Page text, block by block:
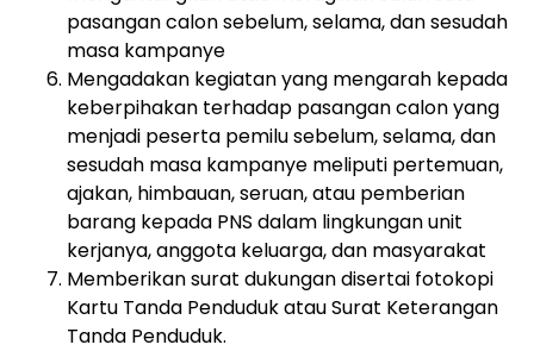
pasangan calon sebelum, selama, dan sesudah
masa kampanye
Mengadakan kegiatan yang mengarah kepada
keberpihakan terhadap pasangan calon yang
menjadi peserta pemilu sebelum, selama, dan
sesudah masa kampanye meliputi pertemuan,
ajakan, himbauan, seruan, atau pemberian
barang kepada PNS dalam lingkungan unit
kerjanya, anggota keluarga, dan masyarakat
Memberikan surat dukungan disertai fotokopi
Kartu Tanda Penduduk atau Surat Keterangan
Tanda Penduduk.